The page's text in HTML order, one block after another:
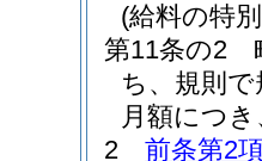
(給料の特
第11条の2
ち、規則
月額につ
2
前条第2